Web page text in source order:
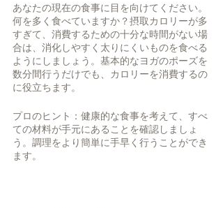
あなたの現在の食事に目を向けてください。
何を多く食べていますか？摂取カロリーが多
すぎて、消費するための十分な時間がない場
合は、消化しやすく太りにくいものを食べる
ようにしましょう。基本的なヨガのポーズを
数分間行うだけでも、カロリーを消費するの
に役立ちます。
プロのヒント：健康的な食事を考えて、すべ
ての材料が手元にあることを確認しましょ
う。調理をより簡単に手早く行うことができ
ます。